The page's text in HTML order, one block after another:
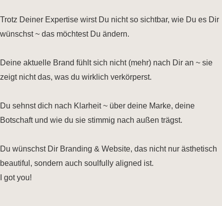
Trotz Deiner Expertise wirst Du nicht so sichtbar, wie Du es Dir
wünschst ~ das möchtest Du ändern.
Deine aktuelle Brand fühlt sich nicht (mehr) nach Dir an ~ sie
zeigt nicht das, was du wirklich verkörperst.
Du sehnst dich nach Klarheit ~ über deine Marke, deine
Botschaft und wie du sie stimmig nach außen trägst.
Du wünschst Dir Branding & Website, das nicht nur ästhetisch
beautiful, sondern auch soulfully aligned ist.
I got you!